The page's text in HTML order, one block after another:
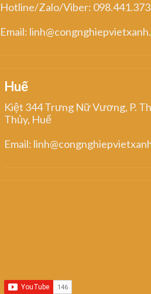
Hotline/Zalo/Viber:
Email:
Huế
Kiệt 344 Trưng Nữ Vương, P.
Thủy, Huế
Email: